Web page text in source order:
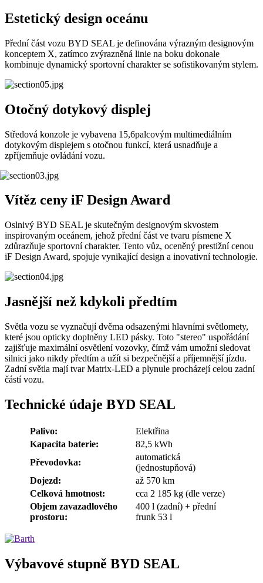
Estetický design oceánu
Přední část vozu BYD SEAL je definována výrazným designovým
konceptem X, zatímco zvýrazněná linie na boku dokonale
kombinuje dynamický sportovní charakter se sofistikovaným stylem.
Otočný dotykový displej
Středová konzole je vybavena 15,6palcovým multimediálním
dotykovým displejem s otočnou funkcí, která usnadňuje a
zpříjemňuje ovládání vozu.
Vítěz ceny iF Design Award
Oslnivý BYD SEAL je skutečným designovým skvostem
inspirovaným oceánem, jehož přední část ve tvaru písmene X
zdůrazňuje sportovní charakter. Tento vůz, oceněný prestižní cenou
iF Design Award, spojuje vynikající design a inovativní technologie.
Jasnější než kdykoli předtím
Světla vozu se vyznačují dvěma odsazenými hlavními světlomety,
které jsou opticky doplněny LED pásky. Toto "stereo" uspořádání
zajišťuje maximální osvětlení vozovky, čímž vám umožní sledovat
silnici jako nikdy předtím a užít si bezpečnější a příjemnější jízdu.
Zadní světla mají tvar Matrix-LED a plynule procházejí celou zadní
částí vozu.
Technické údaje BYD SEAL
Palivo:
Elektřina
Kapacita baterie:
82,5 kWh
Převodovka:
automatická
(jednostupňová)
Dojezd:
až 570 km
Celková hmotnost:
cca 2 185 kg (dle verze)
Objem zavazadlového
prostoru:
400 l (zadní) + přední
frunk 53 l
Výbavové stupně BYD SEAL